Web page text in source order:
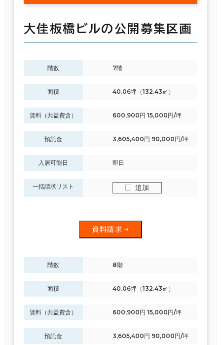
大佳板橋ビルの公開募集区画
階数 7階
面積 40.06坪（132.43㎡）
賃料（共益費含） 600,900円 15,000円/坪
預託金 3,605,400円 90,000円/坪
入居可能日 即日
一括請求リスト 追加
資料請求
階数 8階
面積 40.06坪（132.43㎡）
賃料（共益費含） 600,900円 15,000円/坪
預託金 3,605,400円 90,000円/坪